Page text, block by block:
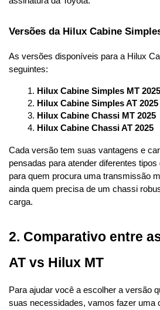
Versões da Hilux Cabine
As versões disponíveis para a Hilux
seguintes:
Hilux Cabine Simples MT 2025
Hilux Cabine Simples AT 2025
Hilux Cabine Chassi MT 2025
Hilux Cabine Chassi AT 2025
Cada versão tem suas vantagens e
pensadas para atender diferentes
para quem procura uma transmissão
ainda quem precisa de um chassi
carga.
2. Comparativo entre
AT vs Hilux MT
Para ajudar você a escolher a versão
suas necessidades, vamos fazer uma